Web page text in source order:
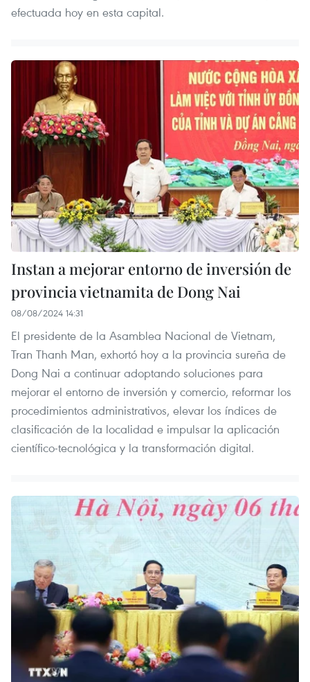
efectuada hoy en esta capital.
Instan a mejorar entorno de inversión de
provincia vietnamita de Dong Nai
08/08/2024 14:31
El presidente de la Asamblea Nacional de Vietnam,
Tran Thanh Man, exhortó hoy a la provincia sureña de
Dong Nai a continuar adoptando soluciones para
mejorar el entorno de inversión y comercio, reformar los
procedimientos administrativos, elevar los índices de
clasificación de la localidad e impulsar la aplicación
científico-tecnológica y la transformación digital.